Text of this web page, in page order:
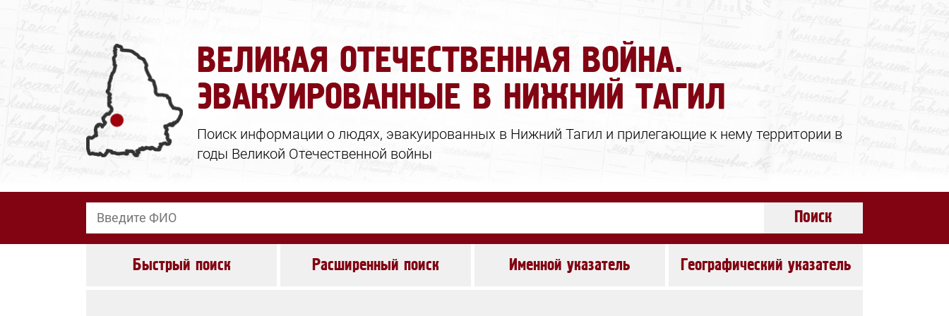
ВЕЛИКАЯ ОТЕЧЕСТВЕННАЯ ВОЙНА.
ЭВАКУИРОВАННЫЕ В НИЖНИЙ ТАГИЛ
Поиск информации о людях, эвакуированных в Нижний Тагил и прилегающие к нему территории в
годы Великой Отечественной войны
Поиск
Быстрый поиск Расширенный поиск Именной указатель Географический указатель
Запрос в архив
Заявка принята
Спасибо за обращение!
Закрыть
Ошибка отправки
Проверьте корректность вводимых
Закрыть